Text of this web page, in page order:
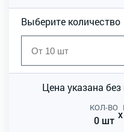
Выберите количество
Цена указана
КОЛ-ВО
0 шт x